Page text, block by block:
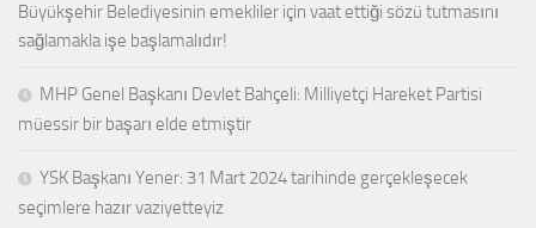
Büyükşehir Belediyesinin emekliler için vaat ettiği sözü tutmasını
sağlamakla işe başlamalıdır!
MHP Genel Başkanı Devlet Bahçeli: Milliyetçi Hareket Partisi
müessir bir başarı elde etmiştir
YSK Başkanı Yener: 31 Mart 2024 tarihinde gerçekleşecek
seçimlere hazır vaziyetteyiz